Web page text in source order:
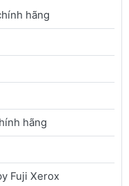
hãng
hãng
Fuji Xerox